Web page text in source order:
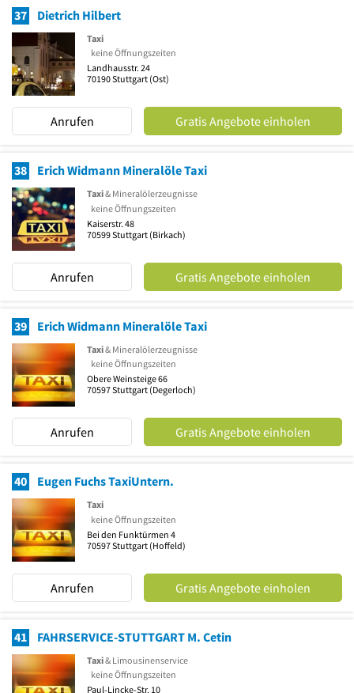
37 Dietrich Hilbert
Taxi
keine Öffnungszeiten
Landhausstr. 24
70190Stuttgart (Ost)
Anrufen Gratis Angebote einholen
38 Erich Widmann Mineralöle Taxi
Taxi& Mineralölerzeugnisse
keine Öffnungszeiten
Kaiserstr. 48
70599Stuttgart (Birkach)
Anrufen Gratis Angebote einholen
39 Erich Widmann Mineralöle Taxi
Taxi& Mineralölerzeugnisse
keine Öffnungszeiten
Obere Weinsteige 66
70597Stuttgart (Degerloch)
Anrufen Gratis Angebote einholen
40 Eugen Fuchs TaxiUntern.
Taxi
keine Öffnungszeiten
Bei den Funktürmen 4
70597Stuttgart (Hoffeld)
Anrufen Gratis Angebote einholen
41 FAHRSERVICE-STUTTGART M. Cetin
Taxi& Limousinenservice
keine Öffnungszeiten
Paul-Lincke-Str. 10